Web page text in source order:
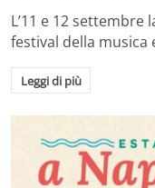
L’11 e 12
festival della
Leggi di più